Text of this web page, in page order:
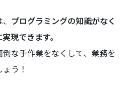
プログラミングの知識がなく
現できます。
な手作業をなくして、業務を
う！